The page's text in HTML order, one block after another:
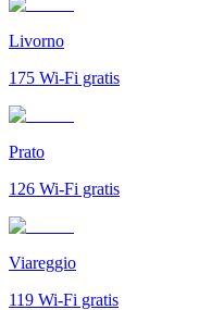
Livorno
175 Wi-Fi gratis
Prato
126 Wi-Fi gratis
Viareggio
119 Wi-Fi gratis